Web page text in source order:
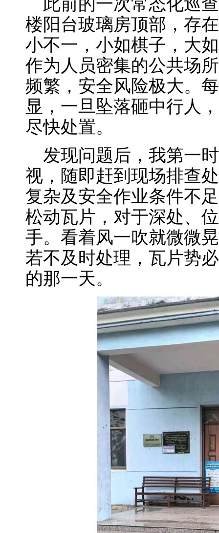
此前的一次常态化巡
楼阳台玻璃房顶部，存
小不一，小如棋子，大
作为人员密集的公共场
频繁，安全风险极大。
显，一旦坠落砸中行人
尽快处置。
发现问题后，我第一
视，随即赶到现场排查
复杂及安全作业条件不
松动瓦片，对于深处、
手。看着风一吹就微微
若不及时处理，瓦片势
的那一天。